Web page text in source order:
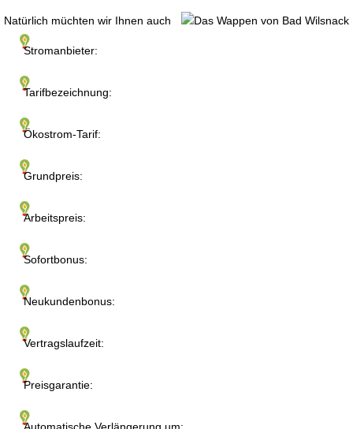
Stromanbieter:
Tarifbezeichnung:
Ökostrom-Tarif:
Grundpreis:
Arbeitspreis:
Sofortbonus:
Neukundenbonus:
Vertragslaufzeit:
Preisgarantie:
Natürlich müchten wir Ihnen auch